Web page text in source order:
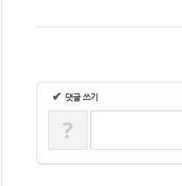
✔ 댓글 쓰기
?
북5